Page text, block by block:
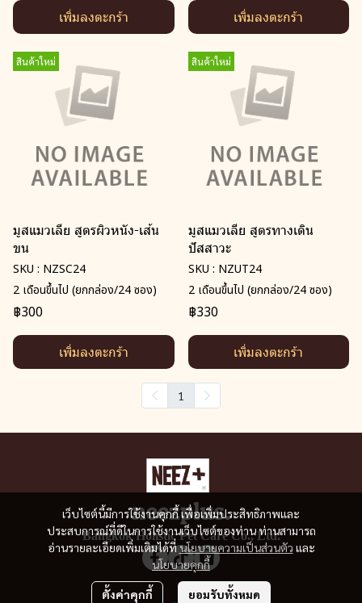
เพิ่มลงตะกร้า เพิ่มลงตะกร้า
สินค้าใหม่
มูสแมวเลีย สูตรผิวหนัง-เส้น
ขน
SKU : NZSC24
2 เดือนขึ้นไป (ยกกล่อง/24 ซอง)
฿300
เพิ่มลงตะกร้า
สินค้าใหม่
มูสแมวเลีย สูตรทางเดิน
ปัสสาวะ
SKU : NZUT24
2 เดือนขึ้นไป (ยกกล่อง/24 ซอง)
฿330
เพิ่มลงตะกร้า
1
เว็บไซต์นี้มีการใช้งานคุกกี้ เพื่อเพิ่มประสิทธิภาพและ
ประสบการณ์ที่ดีในการใช้งานเว็บไซต์ของท่าน ท่านสามารถ
อ่านรายละเอียดเพิ่มเติมได้ที่นโยบายความเป็นส่วนตัว และ
นโยบายคุกกี้
ตั้งค่าคุกกี้ ยอมรับทั้งหมด
Bangkok Holistic Pet Care Co., Ltd.